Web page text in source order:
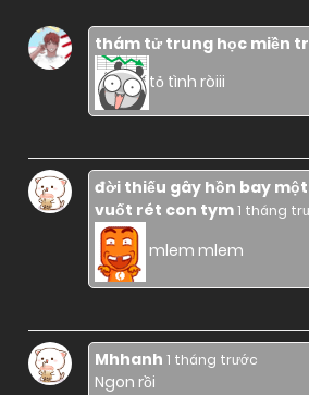
thám tử trung học miền
tỏ tình ròiii
đời thiếu gây hồn bay
vuốt rét con tym1 tháng
mlem mlem
Mhhanh 1 tháng trước
Ngon rồi